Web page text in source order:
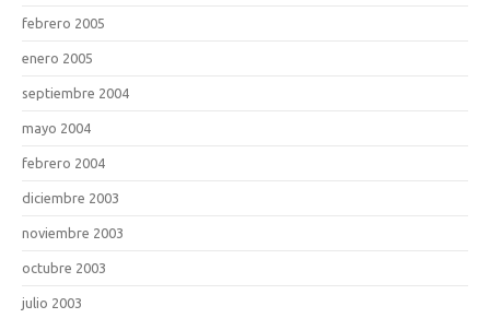
febrero 2005
enero 2005
septiembre 2004
mayo 2004
febrero 2004
diciembre 2003
noviembre 2003
octubre 2003
julio 2003